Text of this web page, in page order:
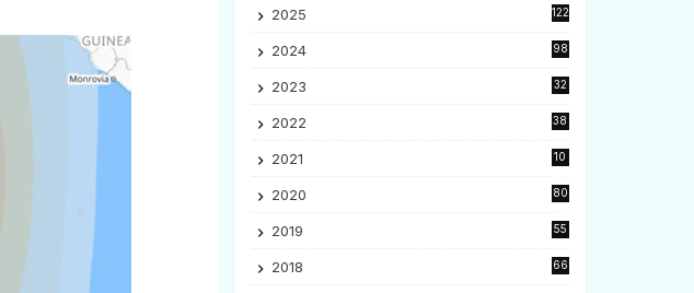
2025 122
2024 98
2023
32
2022
38
2021
10
2020
80
2019
55
2018
66